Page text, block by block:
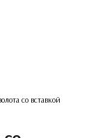
со вставкой